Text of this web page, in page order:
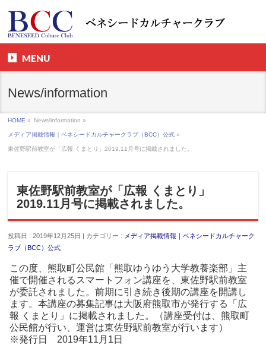
MENU
News/information
HOME » News/information »
メディア掲載情報｜ベネシードカルチャークラブ（BCC）公式 »
東佐野駅前教室が「広報 くまとり」2019.11月号に掲載されました。
東佐野駅前教室が「広報 くまとり」
2019.11月号に掲載されました。
投稿日 : 2019年12月25日 | カテゴリー : メディア掲載情報｜ベネシードカルチャーク
ラブ（BCC）公式
この度、熊取町公民館「熊取ゆうゆう大学教養楽部」主
催で開催されるスマートフォン講座を、東佐野駅前教室
が委託されました。前期に引き続き後期の講座を開講し
ます。本講座の募集記事は大阪府熊取市が発行する「広
報 くまとり」に掲載されました。（講座受付は、熊取町
公民館が行い、運営は東佐野駅前教室が行います）
※発行日 2019年11月1日